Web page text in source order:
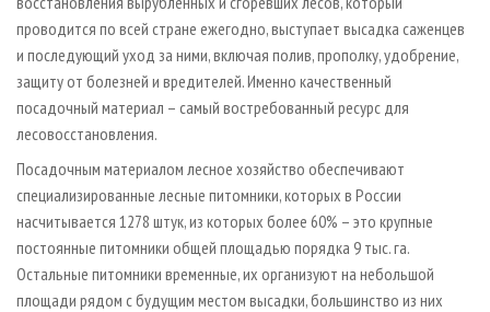
ДЕРЕВЯННОЕ ДОМОСТРОЕНИЕ
ПРОИЗВОДСТВО МЕБЕЛИ
БИОЭНЕРГЕТИКА
ЦБП
ИНСТРУМЕНТ И МАТЕРИАЛЫ
ОФИЦИАЛЬНЫЕ ДЕЛЕГАЦИИ
ПРИОРИТЕТНЫЕ ИНВЕСТПРОЕКТЫ
RUSSIAN FORESTRY REVIEW
ГАЗЕТА ЛЕСПРОМФОРУМ
БИБЛИОТЕКА СПЕЦИАЛИСТА
проводится по всей стране ежегодно, выступает высадка саженцев
и последующий уход за ними, включая полив, прополку, удобрение,
защиту от болезней и вредителей. Именно качественный
посадочный материал – самый востребованный ресурс для
лесовосстановления.
Посадочным материалом лесное хозяйство обеспечивают
специализированные лесные питомники, которых в России
насчитывается 1278 штук, из которых более 60% – это крупные
постоянные питомники общей площадью порядка 9 тыс. га.
Остальные питомники временные, их организуют на небольшой
площади рядом с будущим местом высадки, большинство из них